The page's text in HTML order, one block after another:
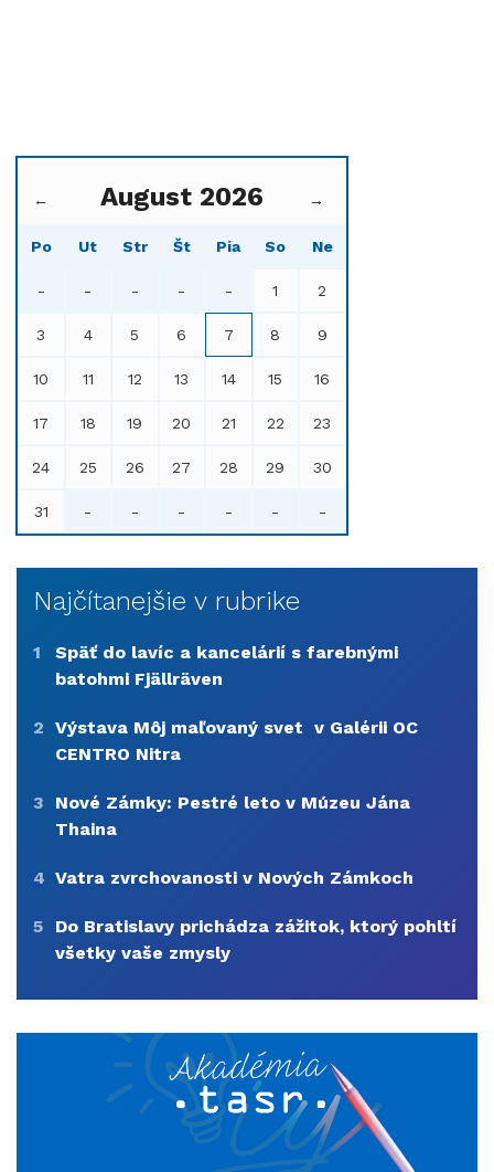
← August 2026 →
Po Ut Str Št Pia So Ne
- - - - - 1 2
3 4 5 6 7 8 9
10 11 12 13 14 15 16
17 18 19 20 21 22 23
24 25 26 27 28 29 30
31 - - - - - -
Najčítanejšie v rubrike
1
Späť do lavíc a kancelárií s farebnými
batohmi Fjällräven
2 Výstava Môj maľovaný svet v Galérii OC
CENTRO Nitra
3
Nové Zámky: Pestré leto v Múzeu Jána
Thaina
4 Vatra zvrchovanosti v Nových Zámkoch
5
Do Bratislavy prichádza zážitok, ktorý pohltí
všetky vaše zmysly